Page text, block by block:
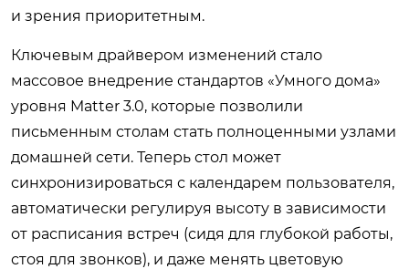
и зрения приоритетным.
Ключевым драйвером изменений стало
массовое внедрение стандартов «Умного дома»
уровня Matter 3.0, которые позволили
письменным столам стать полноценными узлами
домашней сети. Теперь стол может
синхронизироваться с календарем пользователя,
автоматически регулируя высоту в зависимости
от расписания встреч (сидя для глубокой работы,
стоя для звонков), и даже менять цветовую